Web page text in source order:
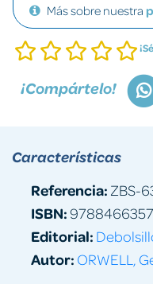
Más sobre nuestra
¡Compártelo!
Características
Referencia: ZBS-
ISBN:
Editorial:
Autor: ORWELL,